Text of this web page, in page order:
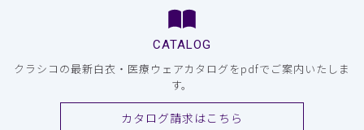
CATALOG
クラシコの最新白衣・医療ウェアカタログをpdfでご案内いたしま
す。
カタログ請求はこちら